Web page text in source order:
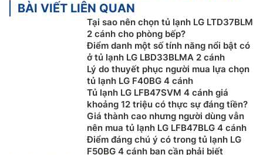
BÀI VIẾT LIÊN QUAN
Tại sao nên chọn tủ lạnh LG LTD37BLM
2 cánh cho phòng bếp?
Điểm danh một số tính năng nổi bật có
ở tủ lạnh LG LBD33BLMA 2 cánh
Lý do thuyết phục người mua lựa chọn
tủ lạnh LG F40BG 4 cánh
Tủ lạnh LG LFB47SVM 4 cánh giá
khoảng 12 triệu có thực sự đáng tiền?
Giá thành cao nhưng người dùng vẫn
nên mua tủ lạnh LG LFB47BLG 4 cánh
Điểm đáng chú ý có trong tủ lạnh LG
F50BG 4 cánh bạn cần phải biết